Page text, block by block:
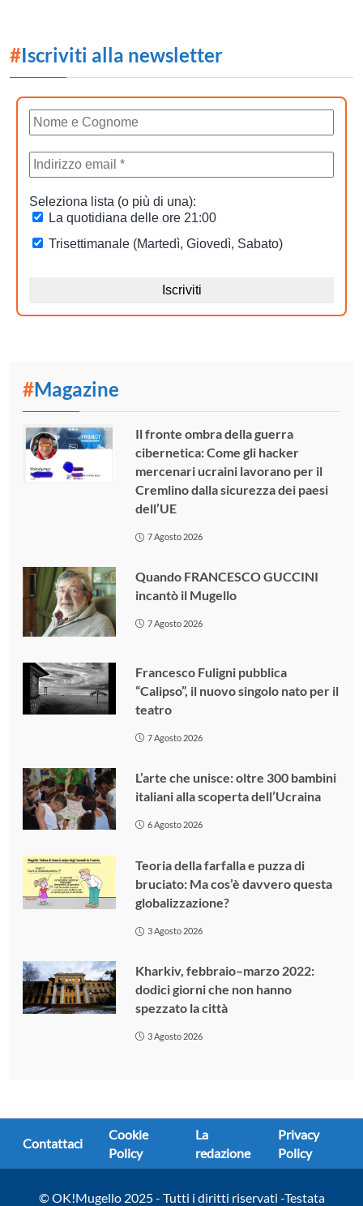
#Iscriviti alla newsletter
#Magazine
Il fronte ombra della guerra
cibernetica: Come gli hacker
mercenari ucraini lavorano per il
Cremlino dalla sicurezza dei paesi
dell’UE
7 Agosto 2026
Quando FRANCESCO GUCCINI
incantò il Mugello
7 Agosto 2026
Francesco Fuligni pubblica
“Calipso”, il nuovo singolo nato per il
teatro
7 Agosto 2026
L’arte che unisce: oltre 300 bambini
italiani alla scoperta dell’Ucraina
6 Agosto 2026
Teoria della farfalla e puzza di
bruciato: Ma cos’è davvero questa
globalizzazione?
3 Agosto 2026
Kharkiv, febbraio–marzo 2022:
dodici giorni che non hanno
spezzato la città
3 Agosto 2026
Contattaci
Cookie
Policy
La
redazione
Privacy
Policy
© OK!Mugello 2025 - Tutti i diritti riservati -Testata